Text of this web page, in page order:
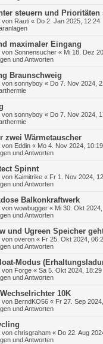
steuern und Prioritäten
von Rauti « Do 2. Jan 2025, 12:24
maximaler Eingang
von Sonnensucher « Mi 18. Dez
und Antworten
Braunschweig
von sonnyboy « Do 7. Nov 2024,
von sonnyboy « Do 7. Nov 2024,
zwei Wärmetauscher
von Eddin « Mo 4. Nov 2024, 10:19
und Antworten
Spinnt
von Kaimitrike « Fr 1. Nov 2024,
und Antworten
Balkonkraftwerk
von wowbugger « Mi 30. Okt
und Antworten
und Ugreen Speicher
von overon « Fr 25. Okt 2024,
und Antworten
Modus
von Forge « Sa 5. Okt 2024, 18:29
und Antworten
10K
von BerndKO56 « Fr 27. Sep
und Antworten
von chrisgraham « Do 22. Aug
und Antworten